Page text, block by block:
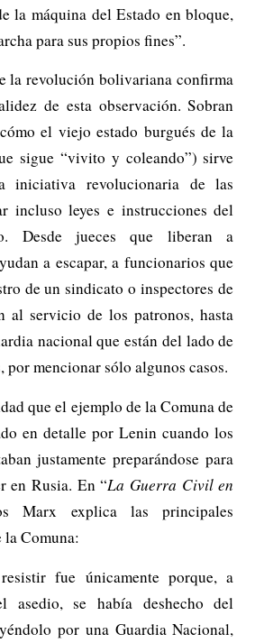
la máquina del Estado en bloque,
para sus propios fines”.
la revolución bolivariana confirma
de esta observación. Sobran
el viejo estado burgués de la
sigue “vivito y coleando”) sirve
iniciativa revolucionaria de las
incluso leyes e instrucciones del
Desde jueces que liberan a
a escapar, a funcionarios que
de un sindicato o inspectores de
al servicio de los patronos, hasta
nacional que están del lado de
por mencionar sólo algunos casos.
que el ejemplo de la Comuna de
en detalle por Lenin cuando los
justamente preparándose para
en Rusia. En “La Guerra Civil en
Marx explica las principales
la Comuna:
fue únicamente porque, a
asedio, se había deshecho del
por una Guardia Nacional,